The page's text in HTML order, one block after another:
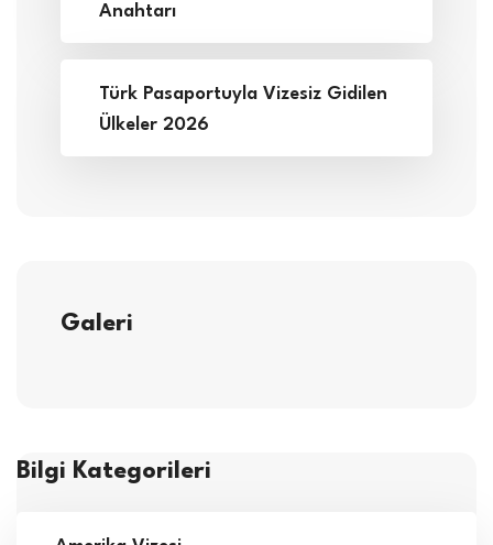
Anahtarı
Türk Pasaportuyla Vizesiz Gidilen
Ülkeler 2026
Galeri
Bilgi Kategorileri